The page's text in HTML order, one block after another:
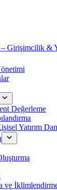
Girişimcilik &
Değerleme
Yatırım
ve